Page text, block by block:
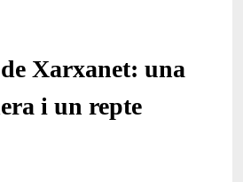
Xarxanet: una
i un repte